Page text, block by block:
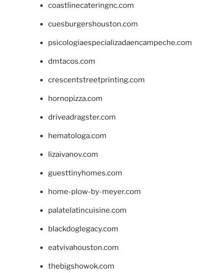
coastlinecateringnc.com
cuesburgershouston.com
psicologiaespecializadaencampeche.com
dmtacos.com
crescentstreetprinting.com
hornopizza.com
driveadragster.com
hematologa.com
lizaivanov.com
guesttinyhomes.com
home-plow-by-meyer.com
palatelatincuisine.com
blackdoglegacy.com
eatvivahouston.com
thebigshowok.com